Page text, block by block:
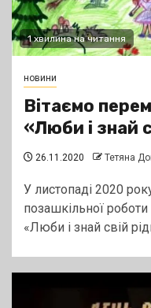
1 хвилина на читання
новини
Вітаємо
«Люби і знай
26.11.2020 Тетяна
У листопаді 2020
позашкільної
«Люби і знай свій